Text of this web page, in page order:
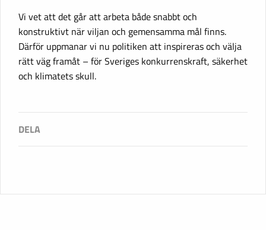
Vi vet att det går att arbeta både snabbt och
konstruktivt när viljan och gemensamma mål finns.
Därför uppmanar vi nu politiken att inspireras och välja
rätt väg framåt – för Sveriges konkurrenskraft, säkerhet
och klimatets skull.